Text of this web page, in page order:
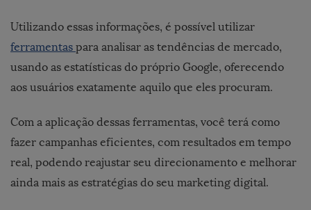
Utilizando essas informações, é possível utilizar
ferramentas para analisar as tendências de mercado,
usando as estatísticas do próprio Google, oferecendo
aos usuários exatamente aquilo que eles procuram.
Com a aplicação dessas ferramentas, você terá como
fazer campanhas eficientes, com resultados em tempo
real, podendo reajustar seu direcionamento e melhorar
ainda mais as estratégias do seu marketing digital.